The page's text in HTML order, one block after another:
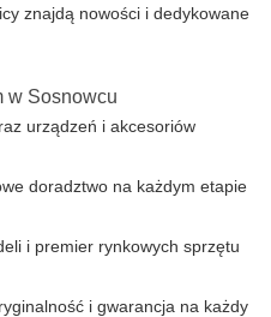
znajdą nowości i dedykowane
w Sosnowcu
urządzeń i akcesoriów
doradztwo na każdym etapie
i premier rynkowych sprzętu
i gwarancja na każdy